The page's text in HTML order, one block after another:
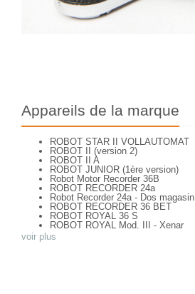
Appareils de la marque
ROBOT STAR II VOLLAUTOMAT
ROBOT II (version 2)
ROBOT II A
ROBOT JUNIOR (1ère version)
Robot Motor Recorder 36B
ROBOT RECORDER 24a
Robot Recorder 24a - Dos magasin
ROBOT RECORDER 36 BET
ROBOT ROYAL 36 S
ROBOT ROYAL Mod. III - Xenar
ROBOT STAR
ROBOT STAR 25 type 1
voir plus